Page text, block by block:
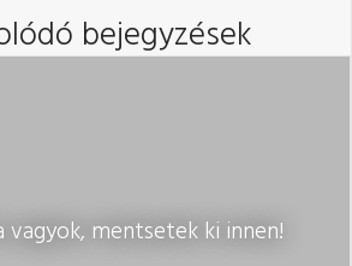
bejegyzések
vagyok, mentsetek ki innen!